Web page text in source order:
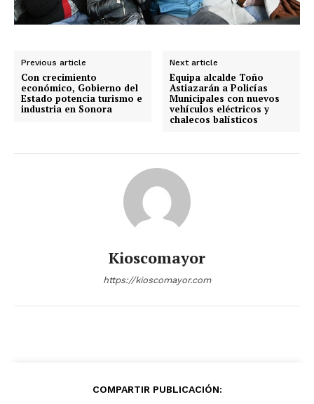
Previous article
Con crecimiento
económico, Gobierno del
Estado potencia turismo e
industria en Sonora
Next article
Equipa alcalde Toño
Astiazarán a Policías
Municipales con nuevos
vehículos eléctricos y
chalecos balísticos
Kioscomayor
https://kioscomayor.com
COMPARTIR PUBLICACIÓN: